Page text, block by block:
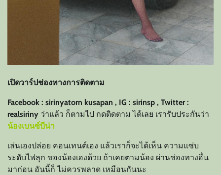
เปิดวาร์ปช่องทางการติดตาม
Facebook : sirinyatorn kusapan , IG : sirinsp , Twitter :
realsiriny ว่าแล้ว ก็ตามไป กดติดตาม ได้เลย เรารับประกันว่า
น้องเบนซ์บีน่า
เล่นเองปล่อย คอนเทนต์เอง แล้วเราก็จะได้เห็น ความแซ่บ
ระดับไฟลุก ของน้องเองด้วย ถ้าเคยตามน้อง ผ่านช่องทางอื่น
มาก่อน อันนี้ก็ ไม่ควรพลาด เหมือนกันนะ